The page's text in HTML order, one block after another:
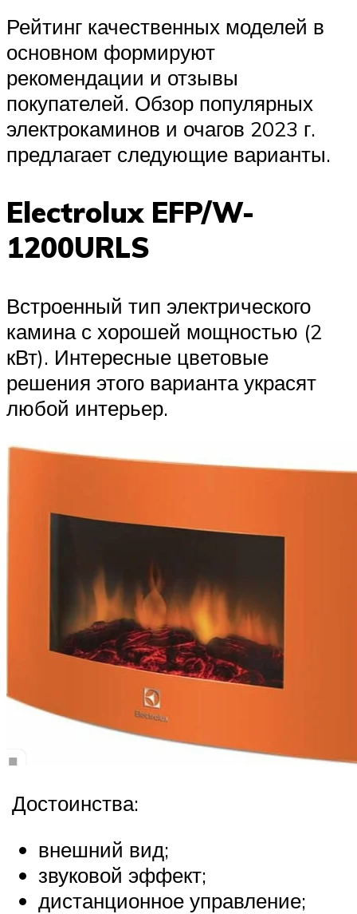
Рейтинг качественных моделей в
основном формируют
рекомендации и отзывы
покупателей. Обзор популярных
электрокаминов и очагов 2023 г.
предлагает следующие варианты.
Electrolux EFP/W-
1200URLS
Встроенный тип электрического
камина с хорошей мощностью (2
кВт). Интересные цветовые
решения этого варианта украсят
любой интерьер.
Достоинства:
внешний вид;
звуковой эффект;
дистанционное управление;